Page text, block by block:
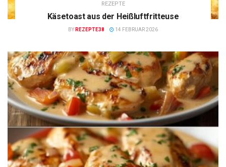
REZEPTE
Käsetoast aus der Heißluftfritteuse
BY REZEPTE38 14 FEBRUAR 2026